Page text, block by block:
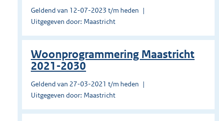
Geldend van 12-07-2023 t/m heden
Uitgegeven door: Maastricht
Woonprogrammering Maastricht
2021-2030
Geldend van 27-03-2021 t/m heden
Uitgegeven door: Maastricht